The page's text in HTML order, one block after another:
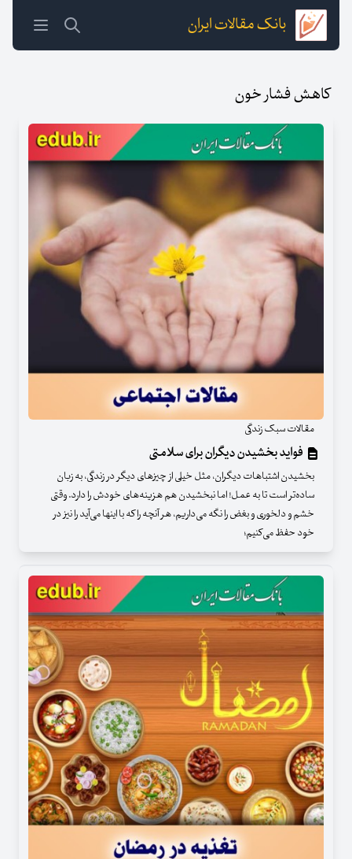
بانک مقالات ایران
کاهش فشار خون
مقالات سبک زندگی
فواید بخشیدن دیگران برای سلامتی‌
بخشیدن اشتباهات دیگران، مثل خیلی از چیزهای دیگر در زندگی، به زبان
ساده‌تر است تا به عمل! اما نبخشیدن هم هزینه‌های خودش را دارد. وقتی
خشم و دلخوری و بغض را نگه می‌داریم، هر آنچه را که با اینها می‌آید را نیز در
خود حفظ می‌کنیم؛